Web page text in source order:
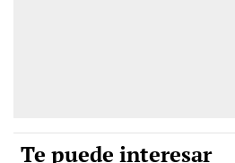
Te puede interesar